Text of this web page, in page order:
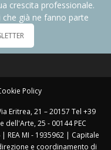
crescita professionale.
già ne fanno parte
Policy
Eritrea, 21 – 20157 Tel +39
dell'Arte, 25 - 00144 PEC
REA MI - 1935962 | Capitale
e coordinamento di